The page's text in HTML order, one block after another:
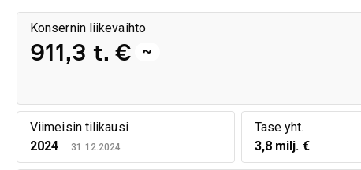
Konsernin liikevaihto
911,3 t. € ~
Viimeisin tilikausi
2024
31.12.2024
Tase yht.
3,8 milj. €